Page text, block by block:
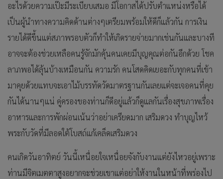
อะไรด้วยความเป๊ะมีระเบียบเสมอ มีโอกาสได้ปรับตำแหน่งหรือได้
เป็นผู้นำทางความคิดด้านต่างๆเตรียมพร้อมให้ดีก็แล้วกัน การเงิน
รายได้ดีขึ้นแต่สภาพรอบตัวก็ทำให้เกิดรายจ่ายมากเช่นกันและบางที
อาจจะต้องช่วยเหลือคนรู้จักมักคุ้นคนเคยมีบุญคุณต่อกันอีกด้วย โชค
ลาภพอได้ลุ้นบ้างเหมือนกัน ความรัก คนโสดคิดเยอะกับทุกคนที่เข้า
มาคุยด้วยแทบจะเอาไม้บรรทัดวัดมาตรฐานกันเลยแต่จะเจอคนที่คุย
กันได้นานๆแน่ คู่ครองของท่านก็ดีอยู่แล้วก็ดูแลกันเรื่องสุขภาพเรื่อง
อาหารและการพักผ่อนเน้นว่าอย่าเครียดมาก เสริมดวง ทำบุญไหว้
พระกับวัดที่มีลอดใต้โบสถ์แก้เคล็ดเสริมดวง
คนเกิดวันอาทิตย์ วันนี้เหนื่อยใจเหนื่อยจังกับงานแต่ยังไหวอยู่เพราะ
ท่านมีจิตเมตตาสูงอยากจะช่วยเขาแต่อย่าให้งานในหน้าที่พร่องไป